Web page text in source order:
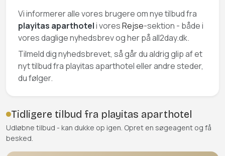
Vi informerer alle vores brugere om nye tilbud fra
playitas aparthoteli voresRejse-sektion - både i
vores daglige nyhedsbrev og her på all2day.dk.
Tilmeld dig nyhedsbrevet, så går du aldrig glip af et
nyt tilbud fra playitas aparthotel eller andre steder,
du følger.
Tidligere tilbud fra playitas aparthotel
Udløbne tilbud - kan dukke op igen. Opret en søgeagent og få
besked.